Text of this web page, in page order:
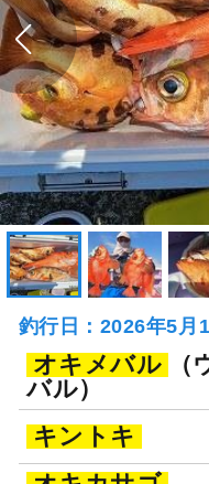
釣行日：2026年5月
オキメバル
（
バル）
キントキ